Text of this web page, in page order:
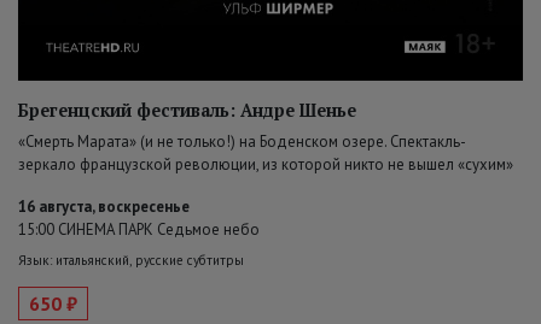
Брегенцский фестиваль: Андре Шенье
«Смерть Марата» (и не только!) на Боденском озере. Спектакль-
зеркало французской революции, из которой никто не вышел «сухим»
16 августа, воскресенье
15:00 СИНЕМА ПАРК Седьмое небо
Язык: итальянский, русские субтитры
650 ₽